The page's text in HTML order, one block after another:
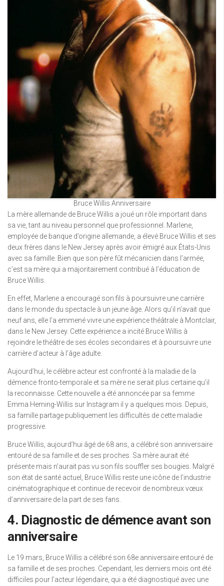
Bruce Willis Anniversaire
La mère allemande de Bruce Willis a joué un rôle important dans
sa vie, tant au niveau personnel que professionnel. Marlene,
employée de banque d’origine allemande, a élevé Bruce Willis et ses
deux frères dans le New Jersey après avoir émigré aux États-Unis
avec sa famille. Bien que son père fût mécanicien dans l’armée,
c’est sa mère qui a majoritairement contribué à l’éducation de
Bruce Willis.
En effet, Marlene a encouragé son fils à poursuivre une carrière
dans le monde du spectacle à un jeune âge. Alors qu’il n’avait que
neuf ans, elle l’a emmené vivre une expérience théâtrale à Montclair,
dans le New Jersey. Cette expérience a incité Bruce Willis à
rejoindre le théâtre de ses écoles secondaires et à poursuivre une
carrière d’acteur à l’âge adulte.
Aujourd’hui, le célèbre acteur est confronté à la maladie de la
démence fronto-temporale et sa mère ne serait plus certaine qu’il
la reconnaisse. Cette nouvelle a été annoncée par sa femme
Emma Heming-Willis sur Instagram il y a quelques mois. Depuis,
sa famille partage publiquement les difficultés de cette maladie
progressive.
Bruce Willis, aujourd’hui âgé de 68 ans, a célébré son anniversaire
entouré de sa famille et de ses proches. Sa mère aurait été
présente mais n’aurait pas vu son fils souffler ses bougies. Malgré
son état de santé actuel, Bruce Willis reste une icône de l’industrie
cinématographique et continue de recevoir de nombreux vœux
d’anniversaire de la part de ses fans.
4. Diagnostic de démence avant son
anniversaire
Le 19 mars, Bruce Willis a célébré son 68e anniversaire entouré de
sa famille et de ses proches. Cependant, les derniers mois ont été
difficiles pour l’acteur légendaire, qui a été diagnostiqué avec une